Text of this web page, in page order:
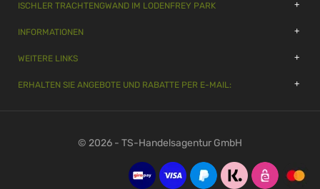
ISCHLER TRACHTENGWAND IM LODENFREY PARK
INFORMATIONEN
WEITERE LINKS
ERHALTEN SIE ANGEBOTE UND RABATTE PER E-MAIL:
© 2026 - TS-Handelsagentur GmbH